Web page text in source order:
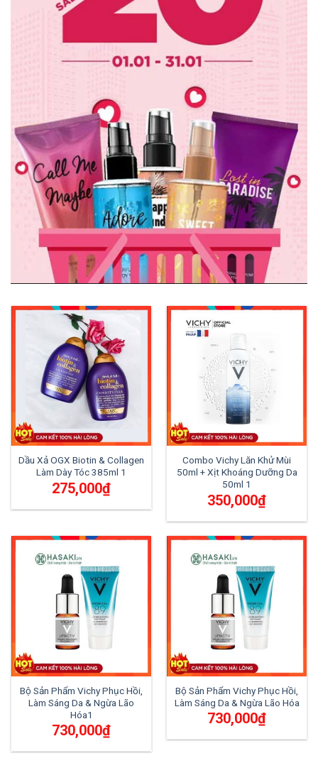
Dầu Xả OGX Biotin & Collagen
Làm Dày Tóc 385ml 1
275,000₫
Combo Vichy Lăn Khử Mùi
50ml + Xịt Khoáng Dưỡng Da
50ml 1
350,000₫
Bộ Sản Phẩm Vichy Phục Hồi,
Làm Sáng Da & Ngừa Lão
Hóa1
730,000₫
Bộ Sản Phẩm Vichy Phục Hồi,
Làm Sáng Da & Ngừa Lão Hóa
730,000₫